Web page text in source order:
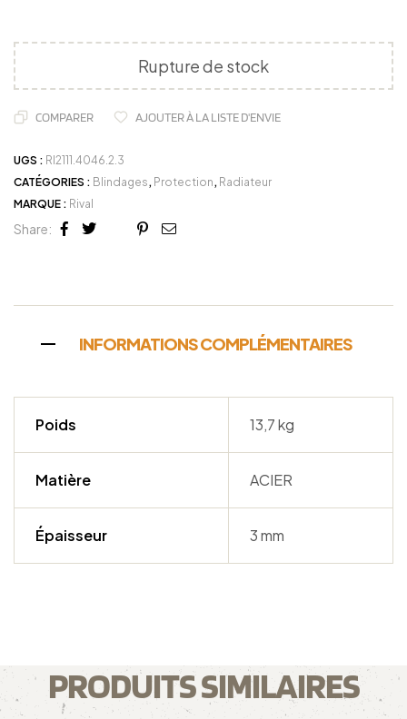
Rupture de stock
COMPARER AJOUTER À LA LISTE D'ENVIE
UGS : RI2111.4046.2.3
CATÉGORIES : Blindages, Protection, Radiateur
MARQUE : Rival
Share:
Facebook
TwitterLinkedin
Google+
Pinterest
Email
INFORMATIONS COMPLÉMENTAIRES
Poids 13,7 kg
Matière ACIER
Épaisseur 3 mm
PRODUITS SIMILAIRES